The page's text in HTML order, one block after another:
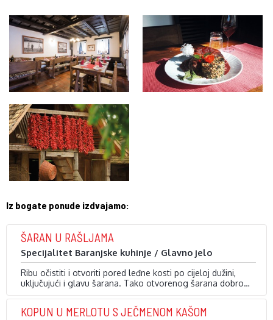
Iz bogate ponude izdvajamo:
ŠARAN U RAŠLJAMA
Specijalitet Baranjske kuhinje / Glavno jelo
Ribu očistiti i otvoriti pored leđne kosti po cijeloj dužini,
uključujući i glavu šarana. Tako otvorenog šarana dobro
posoliti, razmazati blago po cijeloj površini sitno
mljevenom baranjskom paprikom.
Poprskati (špricom) s uljem i ostaviti u hladnjaku da odleži
12 sati. Stavimo ga u drvene rašlje pored jako razgorene
vatre (tj. žari) uz …
KOPUN U MERLOTU S JEČMENOM KAŠOM